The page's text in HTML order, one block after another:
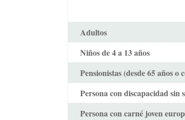
Adultos
Niños de 4 a 13 años
Pensionistas (desde 65 años o
Persona con discapacidad sin
Persona con carné joven